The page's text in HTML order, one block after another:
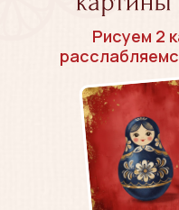
Рисуем 2